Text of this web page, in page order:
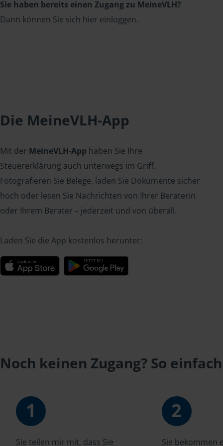
Sie haben bereits einen Zugang zu MeineVLH?
Dann können Sie sich hier einloggen.
Die MeineVLH-App
Mit der MeineVLH-App haben Sie Ihre
Steuererklärung auch unterwegs im Griff.
Fotografieren Sie Belege, laden Sie Dokumente sicher
hoch oder lesen Sie Nachrichten von Ihrer Beraterin
oder Ihrem Berater – jederzeit und von überall.
Laden Sie die App kostenlos herunter:
Noch keinen Zugang? So
1
Sie teilen mir mit, dass Sie
2
Sie bekommen